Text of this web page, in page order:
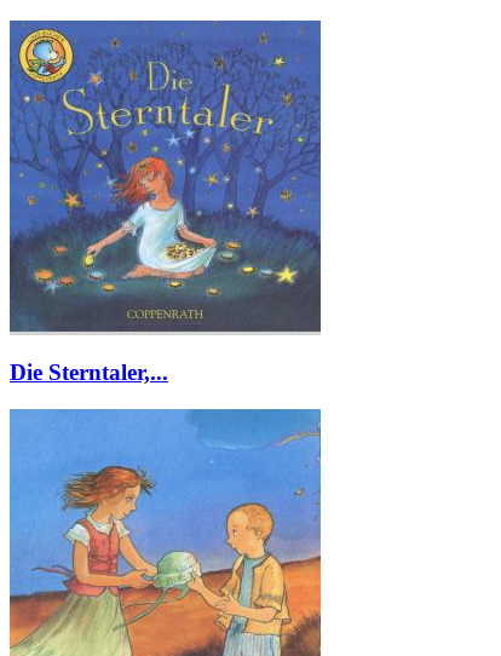
Die Sterntaler,...